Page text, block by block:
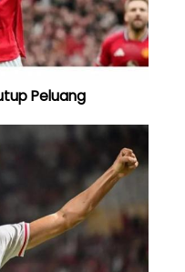
Peluang